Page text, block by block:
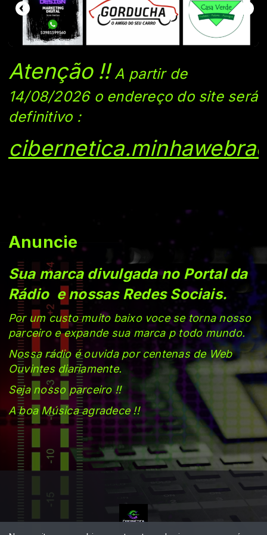
Atenção !!A partir de
14/08/2026 o endereço do site será
definitivo:
Anuncie
Sua marca divulgada no Portal da
Rádio e nossas Redes Sociais.
Por um custo muito baixo voce se torna nosso
parceiro e expande sua marca p todo mundo.
Nossa rádio é ouvida por centenas de Web
Ouvintes diariamente.
Seja nosso parceiro !!
A boa Música agradece !!